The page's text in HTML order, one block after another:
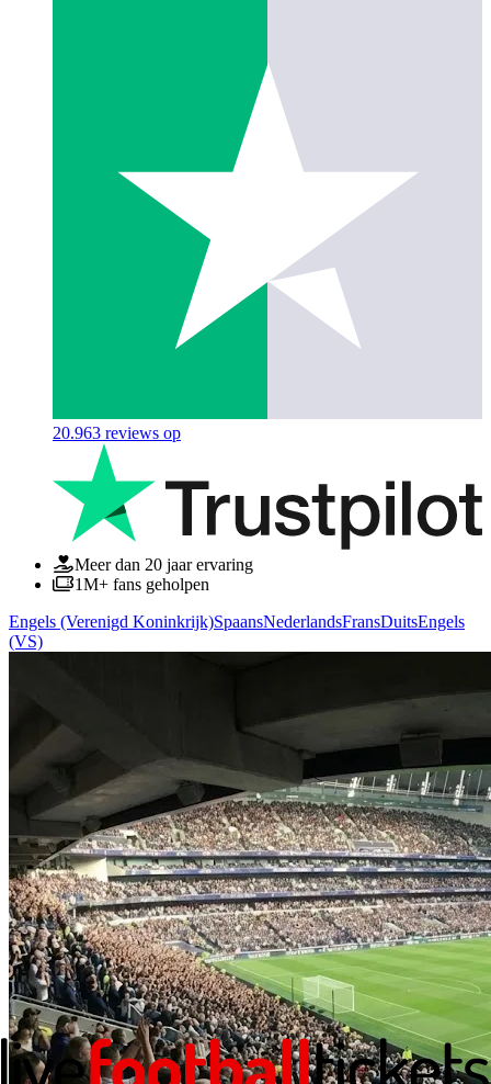
20.963 reviews op
Meer dan 20 jaar ervaring
1M+ fans geholpen
Engels (Verenigd Koninkrijk)SpaansNederlandsFransDuitsEngels
(VS)